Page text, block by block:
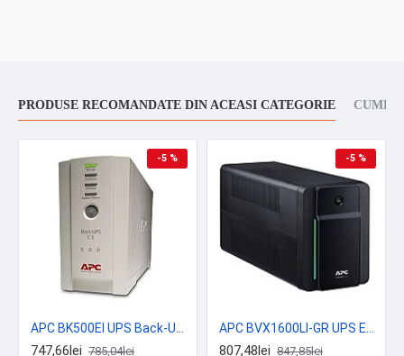
PRODUSE RECOMANDATE DIN ACEASI CATEGORIE
-5 %
747,66lei 785,04lei
-5 %
807,48lei 847,85lei